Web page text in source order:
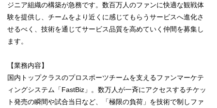
ジニア組織の構築が急務です。数百万人のファンに快適な観戦体
験を提供し、チームをより近くに感じてもらうサービスへ進化さ
せるべく、技術を通じてサービス品質を高めていく仲間を募集し
ます。
【業務内容】
国内トップクラスのプロスポーツチームを支えるファンマーケテ
ィングシステム「FastBiz」。数万人が一斉にアクセスするチケッ
ト発売の瞬間や試合当日など、「極限の負荷」を技術で制しファ